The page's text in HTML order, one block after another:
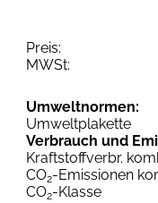
Preis:
MWSt:
Umweltnormen:
Umweltplakette
Verbrauch und
Kraftstoffverbr.
CO2-Emissionen
CO2-Klasse